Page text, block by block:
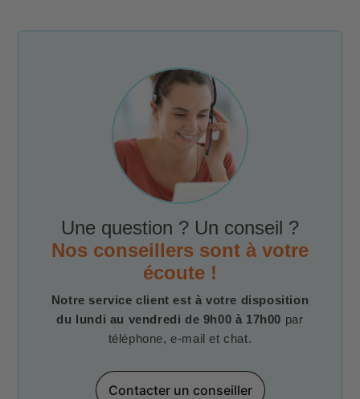
Une question ? Un conseil ?
Nos conseillers sont à votre
écoute !
Notre service client est à votre disposition
du lundi au vendredi de 9h00 à 17h00 par
téléphone, e-mail et chat.
Contacter un conseiller